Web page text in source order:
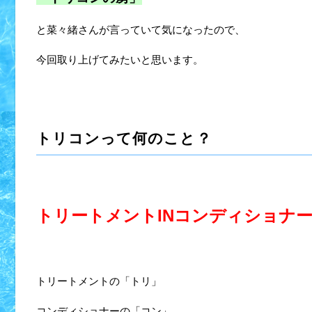
と菜々緒さんが言っていて気になったので、
今回取り上げてみたいと思います。
トリコンって何のこと？
トリートメントINコンディショナ
トリートメントの「トリ」